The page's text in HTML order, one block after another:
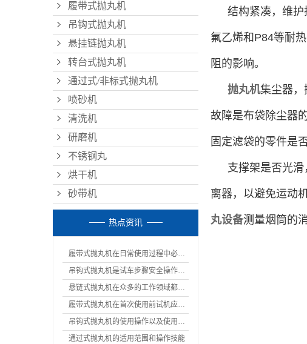
履带式抛丸机
吊钩式抛丸机
悬挂链抛丸机
转台式抛丸机
通过式/非标式抛丸机
喷砂机
清洗机
研磨机
不锈钢丸
烘干机
砂带机
热点资讯
履带式抛丸机在日常使用过程中必须的注意事项
吊钩式抛丸机是试车步骤安全操作规程
悬链式抛丸机在众多的工作领域都有着重要的作用
履带式抛丸机在首次使用前试机应该如何调试呢
吊钩式抛丸机的使用操作以及使用通知
通过式抛丸机的适用范围和操作技能
结构紧凑，维
氟乙烯和P84等耐
阻的影响。
抛丸机集尘器，
故障是布袋除尘器
固定滤袋的零件是
支撑架是否光
离器，以避免运动
丸设备测量烟筒的